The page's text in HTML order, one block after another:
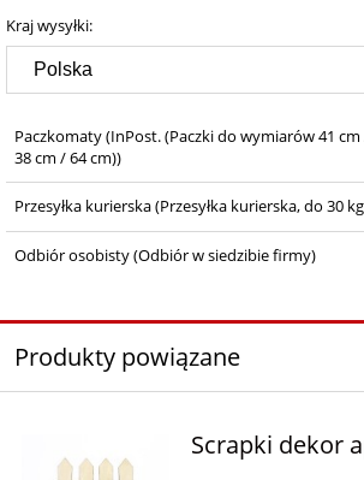
Kraj wysyłki:
Paczkomaty(InPost. (Paczki do wymiarów 41 cm
38 cm / 64 cm))
Przesyłka kurierska(Przesyłka kurierska, do 30
Odbiór osobisty(Odbiór w siedzibie firmy)
Produkty powiązane
Scrapki dekor